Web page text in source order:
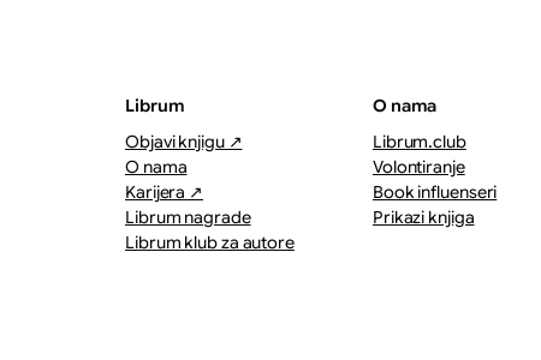
Librum
Objavi knjigu ↗
O nama
Karijera ↗
Librum nagrade
Librum klub za autore
O nama
Librum.club
Volontiranje
Book influenseri
Prikazi knjiga